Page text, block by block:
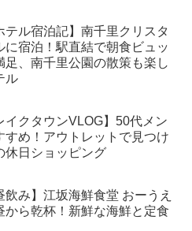
テル宿泊記】南千里クリスタ
に宿泊！駅直結で朝食ビュッ
足、南千里公園の散策も楽し
ル
イクタウンVLOG】50代メン
すめ！アウトレットで見つけ
休日ショッピング
飲み】江坂海鮮食堂 おーうえ
から乾杯！新鮮な海鮮と定食